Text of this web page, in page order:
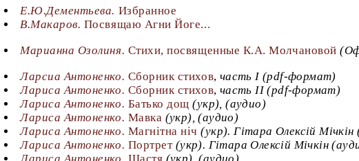
Е.Ю.Дементьева. Избранное
В.Макаров. Посвящаю Агни Йоге...
Марианна Озолиня. Стихи, посвященные К.А. Молчановой
Ларсиа Антоненко. Сборник стихов, часть I (pdf-формат)
Лариса Антоненко. Сборник стихов, часть II (pdf-формат)
Лариса Антоненко. Батько дощ (укр), (аудио)
Лариса Антоненко. Мавка (укр), (аудио)
Лариса Антоненко. Магнiтна нiч (укр). Гiтара Олексiй Мiчкiн
Лариса Антоненко. Портрет (укр). Гiтара Олексiй Мiчкiн